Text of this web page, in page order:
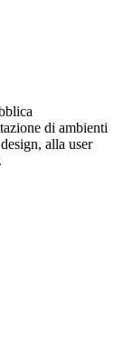
di ambienti
alla user